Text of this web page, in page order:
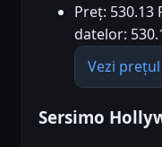
Preț:
datelor:
Vezi prețul
Sersimo